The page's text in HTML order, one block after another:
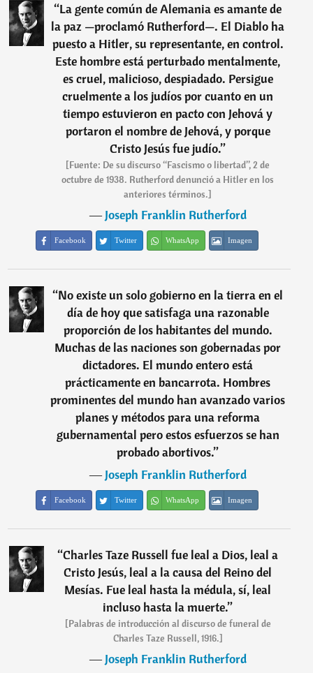
“La gente común de Alemania es amante de
la paz —proclamó Rutherford—. El Diablo ha
puesto a Hitler, su representante, en control.
Este hombre está perturbado mentalmente,
es cruel, malicioso, despiadado. Persigue
cruelmente a los judíos por cuanto en un
tiempo estuvieron en pacto con Jehová y
portaron el nombre de Jehová, y porque
Cristo Jesús fue judío.”
[Fuente: De su discurso “Fascismo o libertad”, 2 de
octubre de 1938. Rutherford denunció a Hitler en los
anteriores términos.]
―Joseph Franklin Rutherford
Facebook Twitter WhatsApp Imagen
“No existe un solo gobierno en la tierra en el
día de hoy que satisfaga una razonable
proporción de los habitantes del mundo.
Muchas de las naciones son gobernadas por
dictadores. El mundo entero está
prácticamente en bancarrota. Hombres
prominentes del mundo han avanzado varios
planes y métodos para una reforma
gubernamental pero estos esfuerzos se han
probado abortivos.”
―Joseph Franklin Rutherford
Facebook Twitter WhatsApp Imagen
“Charles Taze Russell fue leal a Dios, leal a
Cristo Jesús, leal a la causa del Reino del
Mesías. Fue leal hasta la médula, sí, leal
incluso hasta la muerte.”
[Palabras de introducción al discurso de funeral de
Charles Taze Russell, 1916.]
―Joseph Franklin Rutherford